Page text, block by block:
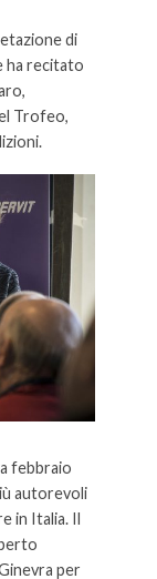
di
ha recitato
Trofeo,
febbraio
autorevoli
in Italia. Il
per